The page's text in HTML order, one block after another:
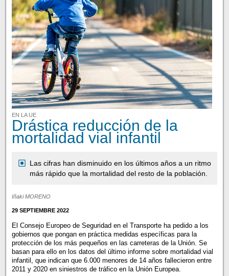
EN LA UE
Drástica reducción de la
mortalidad vial infantil
Las cifras han disminuido en los últimos años a un ritmo
más rápido que la mortalidad del resto de la población.
Iñaki MORENO
29 SEPTIEMBRE 2022
El Consejo Europeo de Seguridad en el Transporte ha pedido a los
gobiernos que pongan en práctica medidas específicas para la
protección de los más pequeños en las carreteras de la Unión. Se
basan para ello en los datos del último informe sobre mortalidad vial
infantil, que indican que 6.000 menores de 14 años fallecieron entre
2011 y 2020 en siniestros de tráfico en la Unión Europea.